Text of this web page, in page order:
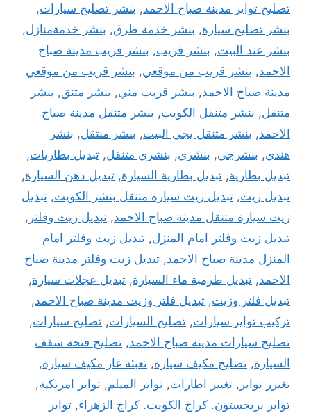
تصليح تواير مدينة صباح الاحمد, بنشر تصليح سيارات,
بنشر تصليح سيارة, بنشر خدمة طرق, بنشر خدمةمنازل,
بنشر عند البيت, بنشر قريب, بنشر قريب مدينة صباح
الاحمد, بنشر قريب من موقعي, بنشر قريب من موقعي
مدينة صباح الاحمد, بنشر قريب مني, بنشر متنق, بنشر
متنقل, بنشر متنقل الكويت, بنشر متنقل مدينة صباح
الاحمد, بنشر متنقل يجي البيت, بنشر منتقل, بنشر
هندي, بنشرجي, بنشري, بنشري متنقل, تبديل بطاريات,
تبديل بطارية, تبديل بطارية السيارة, تبديل دهن السيارة,
تبديل زيت, تبديل زيت سيارة متنقل بنشر الكويت, تبديل
زيت سيارة متنقل مدينة صباح الاحمد, تبديل زيت وفلتر ,
تبديل زيت وفلتر امام المنزل, تبديل زيت وفلتر امام
المنزل مدينة صباح الاحمد, تبديل زيت وفلتر مدينة صباح
الاحمد, تبديل طرمبة ماء السيارة, تبديل عجلات سيارة,
تبديل فلتر وزيت, تبديل فلتر وزيت مدينة صباح الاحمد,
تركيب تواير سيارات, تصليح السيارات, تصليح سيارات,
تصليح سيارات مدينة صباح الاحمد, تصليح فتحة سقف
السيارة, تصليح مكيف سيارة, تعبئة غاز مكيف سيارة,
تغيرر تواير , تغيير اطارات, تواير الميلم, تواير امريكية,
تواير بريجستون. كراج الكويت. كراج الزهراء, تواير